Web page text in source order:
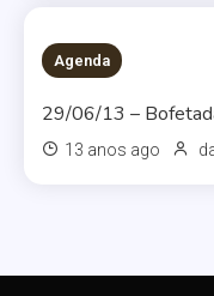
Agenda
29/06/13 –
13 anos ago